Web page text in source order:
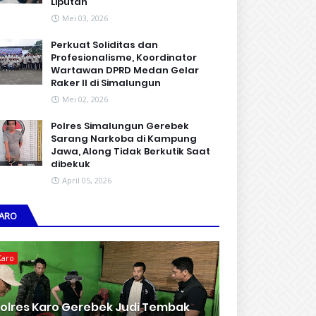
Mei 03, 2026
Perkuat Soliditas dan
Profesionalisme, Koordinator
Wartawan DPRD Medan Gelar
Raker II di Simalungun
Mei 02, 2026
Polres Simalungun Gerebek
Sarang Narkoba di Kampung
Jawa, Along Tidak Berkutik Saat
dibekuk
April 05, 2026
Karo Gerebek Judi Tembak